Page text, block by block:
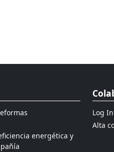
energética y
Log
Alta